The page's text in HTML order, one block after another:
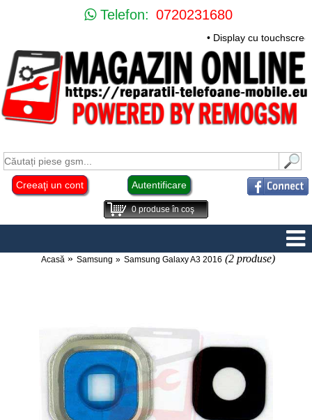
Telefon: 0720231680
• Display cu
Creeaţi un cont Autentificare
0produse în coş
Acasă Samsung Samsung Galaxy A3 2016 (2 produse)